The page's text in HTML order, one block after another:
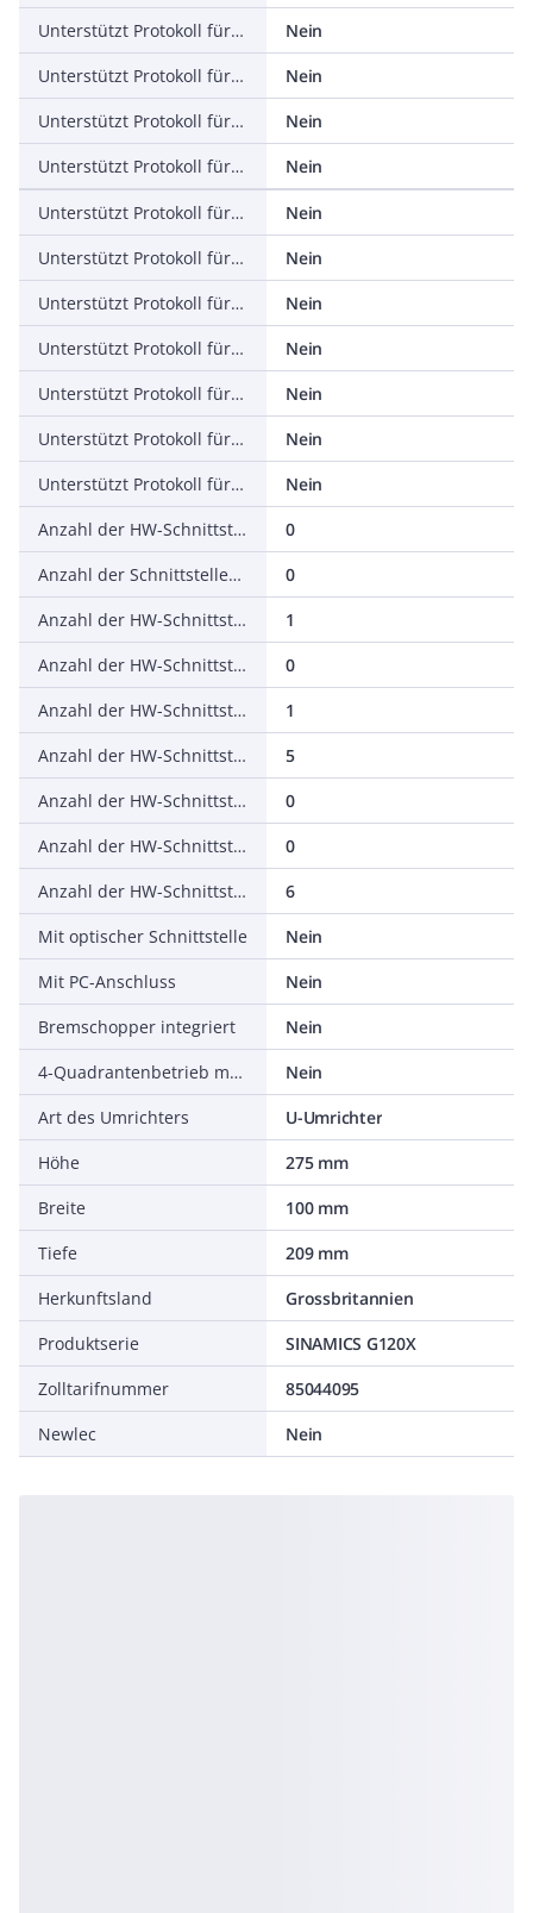
Unterstützt Protokoll für PROFINET IO
Nein
Unterstützt Protokoll für PROFINET CBA
Nein
Unterstützt Protokoll für SERCOS
Nein
Unterstützt Protokoll für Foundation Fieldbus
Nein
Unterstützt Protokoll für EtherNet/IP
Nein
Unterstützt Protokoll für AS-Interface Safety at Work
Nein
Unterstützt Protokoll für DeviceNet Safety
Nein
Unterstützt Protokoll für INTERBUS-Safety
Nein
Unterstützt Protokoll für PROFIsafe
Nein
Unterstützt Protokoll für SafetyBUS p
Nein
Unterstützt Protokoll für sonstige Bussysteme
Nein
Anzahl der HW-Schnittstellen Industrial Ethernet
0
Anzahl der Schnittstellen PROFINET
0
Anzahl der HW-Schnittstellen seriell RS-232
1
Anzahl der HW-Schnittstellen seriell RS-422
0
Anzahl der HW-Schnittstellen seriell RS-485
1
Anzahl der HW-Schnittstellen seriell TTY
5
Anzahl der HW-Schnittstellen USB
0
Anzahl der HW-Schnittstellen parallel
0
Anzahl der HW-Schnittstellen sonstige
6
Mit optischer Schnittstelle
Nein
Mit PC-Anschluss
Nein
Bremschopper integriert
Nein
4-Quadrantenbetrieb möglich
Nein
Art des Umrichters
U-Umrichter
Höhe
275 mm
Breite
100 mm
Tiefe
209 mm
Herkunftsland
Grossbritannien
Produktserie
SINAMICS G120X
Zolltarifnummer
85044095
Newlec
Nein